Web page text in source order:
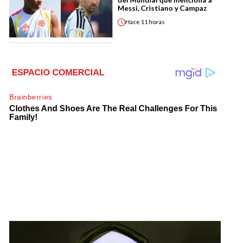
Messi, Cristiano y Campaz
Hace 11 horas